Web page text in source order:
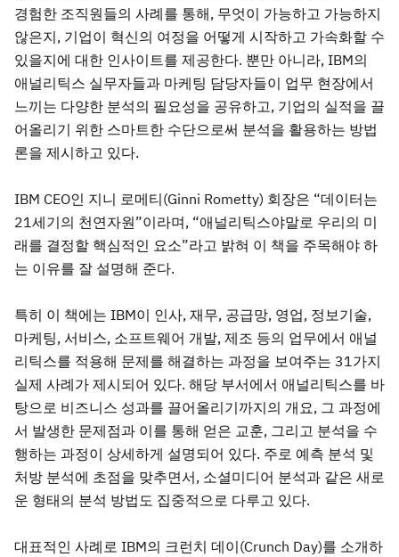
경험한 조직원들의 사례를 통해, 무엇이 가능하고 가능하지
않은지, 기업이 혁신의 여정을 어떻게 시작하고 가속화할 수
있을지에 대한 인사이트를 제공한다. 뿐만 아니라, IBM의
애널리틱스 실무자들과 마케팅 담당자들이 업무 현장에서
느끼는 다양한 분석의 필요성을 공유하고, 기업의 실적을 끌
어올리기 위한 스마트한 수단으로써 분석을 활용하는 방법
론을 제시하고 있다.
IBM CEO인 지니 로메티(Ginni Rometty) 회장은 “데이터는
21세기의 천연자원”이라며, “애널리틱스야말로 우리의 미
래를 결정할 핵심적인 요소”라고 밝혀 이 책을 주목해야 하
는 이유를 잘 설명해 준다.
특히 이 책에는 IBM이 인사, 재무, 공급망, 영업, 정보기술,
마케팅, 서비스, 소프트웨어 개발, 제조 등의 업무에서 애널
리틱스를 적용해 문제를 해결하는 과정을 보여주는 31가지
실제 사례가 제시되어 있다. 해당 부서에서 애널리틱스를 바
탕으로 비즈니스 성과를 끌어올리기까지의 개요, 그 과정에
서 발생한 문제점과 이를 통해 얻은 교훈, 그리고 분석을 수
행하는 과정이 상세하게 설명되어 있다. 주로 예측 분석 및
처방 분석에 초점을 맞추면서, 소셜미디어 분석과 같은 새로
운 형태의 분석 방법도 집중적으로 다루고 있다.
대표적인 사례로 IBM의 크런치 데이(Crunch Day)를 소개하